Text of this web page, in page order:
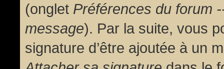
(onglet Préférences du forum
message). Par la suite, vous
signature d’être ajoutée à un